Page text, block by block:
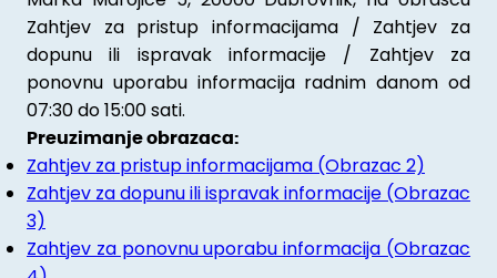
Zahtjev za pristup informacijama / Zahtjev za
dopunu ili ispravak informacije / Zahtjev za
ponovnu uporabu informacija radnim danom od
07:30 do 15:00 sati.
Preuzimanje obrazaca:
Zahtjev za pristup informacijama (Obrazac 2)
Zahtjev za dopunu ili ispravak informacije (Obrazac
3)
Zahtjev za ponovnu uporabu informacija (Obrazac